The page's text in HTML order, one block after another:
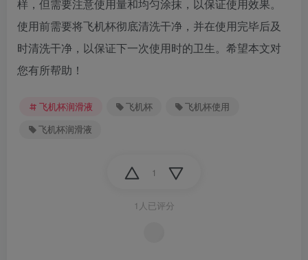
样，但需要注意使用量和均匀涂抹，以保证使用效果。
使用前需要将飞机杯彻底清洗干净，并在使用完毕后及
时清洗干净，以保证下一次使用时的卫生。希望本文对
您有所帮助！
飞机杯润滑液 飞机杯
飞机杯使用
飞机杯润滑液
1
1人已评分